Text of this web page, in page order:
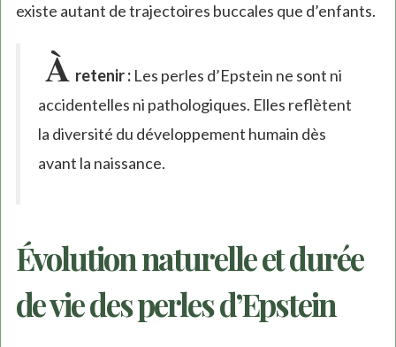
existe autant de trajectoires buccales que d’enfants.
À retenir :Les perles d’Epstein ne sont ni
accidentelles ni pathologiques. Elles reflètent
la diversité du développement humain dès
avant la naissance.
Évolution naturelle et durée
de vie des perles d’Epstein